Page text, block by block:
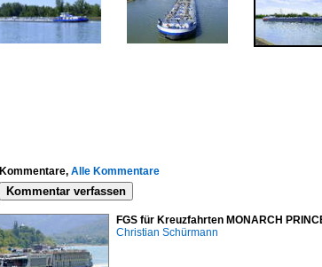
Kommentare, Alle Kommentare
Kommentar verfassen
FGS für Kreuzfahrten MONARCH
Christian Schürmann